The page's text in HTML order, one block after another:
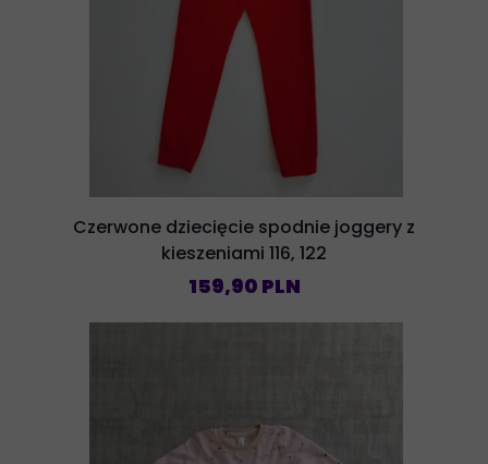
Czerwone dziecięcie spodnie joggery z
kieszeniami 116, 122
159,90 PLN